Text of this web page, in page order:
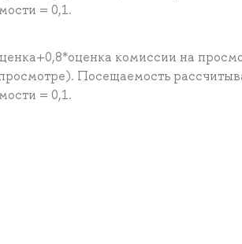
= 0,1.
комиссии на
Посещаемость
= 0,1.